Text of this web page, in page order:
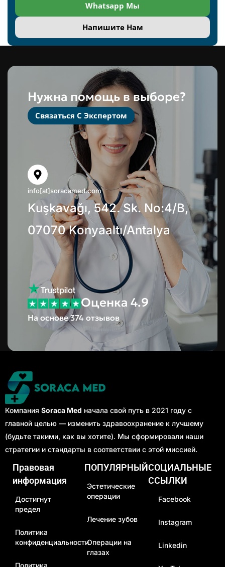
Whatsapp Мы
Напишите Нам
Нужна помощь в выборе?
Связаться С Экспертом
info[at]soracamed.com
Kuşkavağı, 542. Sk. No:4/B,
07070 Konyaaltı/Antalya
Оценка 4.9
На основе 374 отзывов
Компания Soraca Med начала свой путь в 2021 году с
главной целью — изменить здравоохранение к лучшему
(будьте такими, как вы хотите). Мы сформировали наши
стратегии и стандарты в соответствии с этой миссией.
Правовая
информация
Достигнут
предел
Политика
конфиденциальности
Политика
ПОПУЛЯРНЫЙ
Эстетические
операции
Лечение зубов
Операции на
глазах
СОЦИАЛЬНЫЕ
ССЫЛКИ
Facebook
Instagram
Linkedin